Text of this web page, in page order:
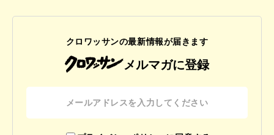
クロワッサンの最新情報が届きます
メルマガに登録